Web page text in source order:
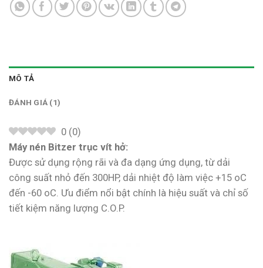
MÔ TẢ
ĐÁNH GIÁ (1)
0 (0)
Máy nén Bitzer trục vít hở:
Được sử dụng rộng rãi và đa dạng ứng dụng, từ dải
công suất nhỏ đến 300HP, dải nhiệt độ làm việc +15 oC
đến -60 oC. Ưu điểm nổi bật chính là hiệu suất và chỉ số
tiết kiệm năng lượng C.O.P.